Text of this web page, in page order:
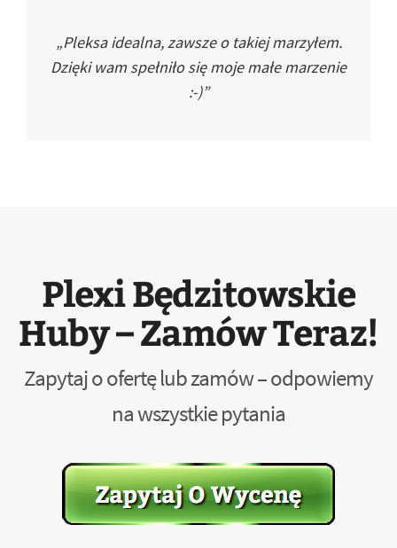
„Pleksa idealna, zawsze o takiej marzyłem.
Dzięki wam spełniło się moje małe marzenie
:-)”
Plexi Będzitowskie
Huby – Zamów Teraz!
Zapytaj o ofertę lub zamów – odpowiemy
na wszystkie pytania